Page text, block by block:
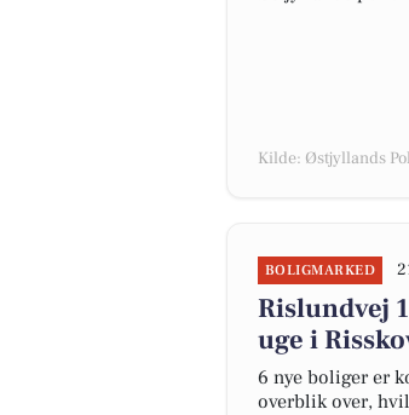
Kilde: Østjyllands
BOLIGMARKED
Rislundvej
uge i
6 nye boliger er
overblik over,